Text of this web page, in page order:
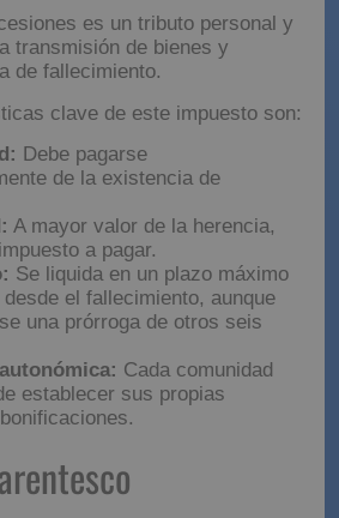
es un tributo personal y
transmisión de bienes y
de fallecimiento.
clave de este impuesto son:
Debe pagarse
de la existencia de
A mayor valor de la herencia,
a pagar.
Se liquida en un plazo máximo
el fallecimiento, aunque
una prórroga de otros seis
Cada comunidad
establecer sus propias